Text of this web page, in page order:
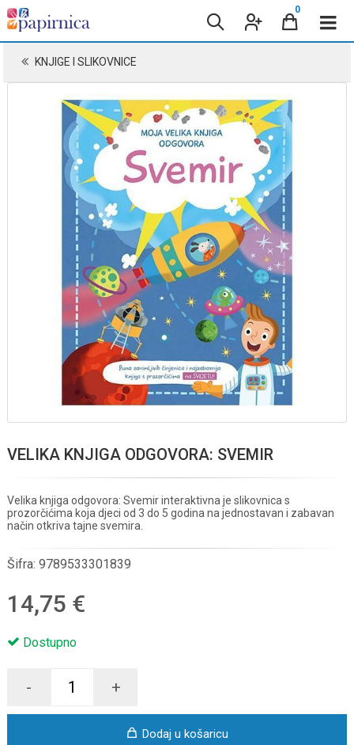
0
KNJIGE I SLIKOVNICE
VELIKA KNJIGA ODGOVORA: SVEMIR
Velika knjiga odgovora: Svemir interaktivna je slikovnica s
prozorčićima koja djeci od 3 do 5 godina na jednostavan i zabavan
način otkriva tajne svemira.
Šifra: 9789533301839
14,75 €
Dostupno
- +
Dodaj u košaricu